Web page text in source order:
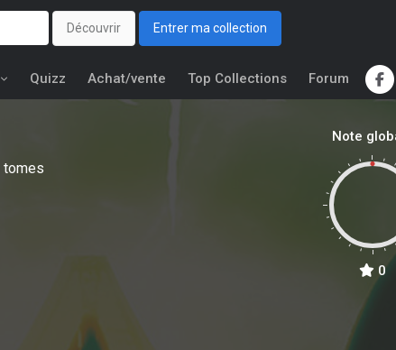
Découvrir Entrer ma collection
Quizz Achat/vente Top Collections Forum
tomes
Note
0